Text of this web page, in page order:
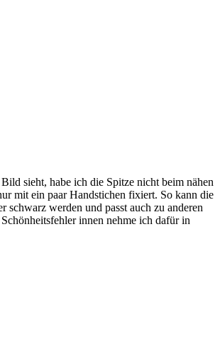
sieht, habe ich die Spitze nicht beim nähen
mit ein paar Handstichen fixiert. So kann die
schwarz werden und passt auch zu anderen
innen nehme ich dafür in